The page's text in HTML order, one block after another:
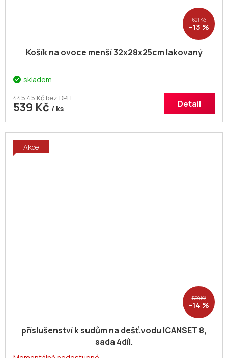
621 Kč
–13 %
Košík na ovoce menší 32x28x25cm lakovaný
skladem
445,45 Kč bez DPH
539 Kč / ks Detail
Akce
569 Kč
–14 %
příslušenství k sudům na dešť.vodu ICANSET 8,
sada 4díl.